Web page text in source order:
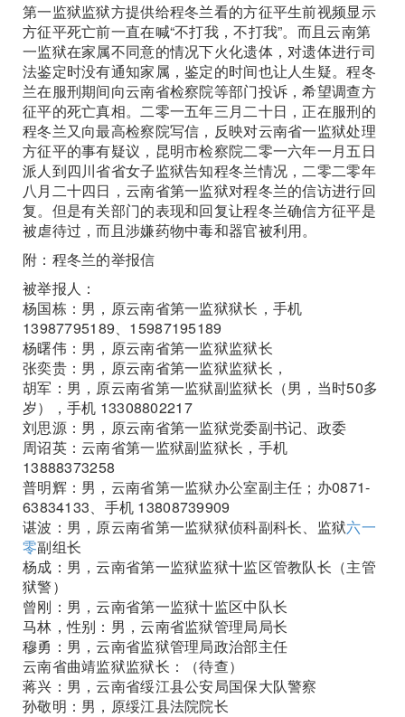
第一监狱监狱方提供给程冬兰看的方征平生前视频显示
方征平死亡前一直在喊“不打我，不打我”。而且云南第
一监狱在家属不同意的情况下火化遗体，对遗体进行司
法鉴定时没有通知家属，鉴定的时间也让人生疑。程冬
兰在服刑期间向云南省检察院等部门投诉，希望调查方
征平的死亡真相。二零一五年三月二十日，正在服刑的
程冬兰又向最高检察院写信，反映对云南省一监狱处理
方征平的事有疑议，昆明市检察院二零一六年一月五日
派人到四川省省女子监狱告知程冬兰情况，二零二零年
八月二十四日，云南省第一监狱对程冬兰的信访进行回
复。但是有关部门的表现和回复让程冬兰确信方征平是
被虐待过，而且涉嫌药物中毒和器官被利用。
附：程冬兰的举报信
被举报人：
杨国栋：男，原云南省第一监狱狱长，手机
13987795189、15987195189
杨曙伟：男，原云南省第一监狱监狱长
张奕贵：男，原云南省第一监狱监狱长，
胡军：男，原云南省第一监狱副监狱长（男，当时50多
岁），手机 13308802217
刘思源：男，原云南省第一监狱党委副书记、政委
周诏英：云南省第一监狱副监狱长，手机
13888373258
普明辉：男，云南省第一监狱办公室副主任；办0871-
63834133、手机 13808739909
谌波：男，原云南省第一监狱狱侦科副科长、监狱六一
零副组长
杨成：男，云南省第一监狱监狱十监区管教队长（主管
狱警）
曾刚：男，云南省第一监狱十监区中队长
马林，性别：男，云南省监狱管理局局长
穆勇：男，云南省监狱管理局政治部主任
云南省曲靖监狱监狱长：（待查）
蒋兴：男，云南省绥江县公安局国保大队警察
孙敬明：男，原绥江县法院院长